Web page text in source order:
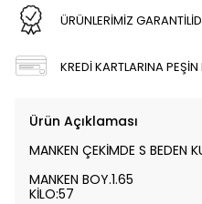
ÜRÜNLERİMİZ
KREDİ KARTLARINA
Ürün Açıklaması
MANKEN ÇEKİMDE S BEDEN
MANKEN BOY.1.65
KİLO:57